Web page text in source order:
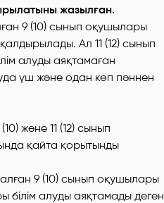
жазылған.
9 (10) сынып оқушылары
Ал 11 (12) сынып
алуды аяқтамаған
үш және одан көп пәннен
және 11 (12) сынып
қайта қорытынды
9 (10) сынып оқушылары
білім алуды аяқтамады деген